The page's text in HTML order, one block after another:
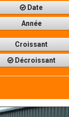
Date
Année
Croissant
Décroissant